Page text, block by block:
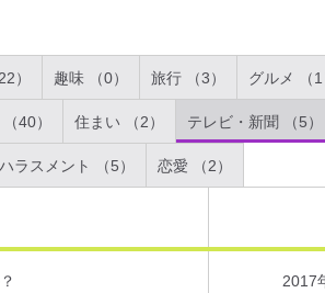
） 趣味 （0） 旅行 （3） グルメ （1
40） 住まい （2） テレビ・新聞 （5）
ハラスメント （5） 恋愛 （2）
2017